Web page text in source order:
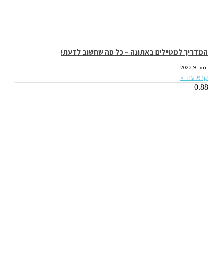
המדריך למטיילים באתונה – כל מה שחשוב לדעת!
ינואר 9, 2023
קרא עוד »